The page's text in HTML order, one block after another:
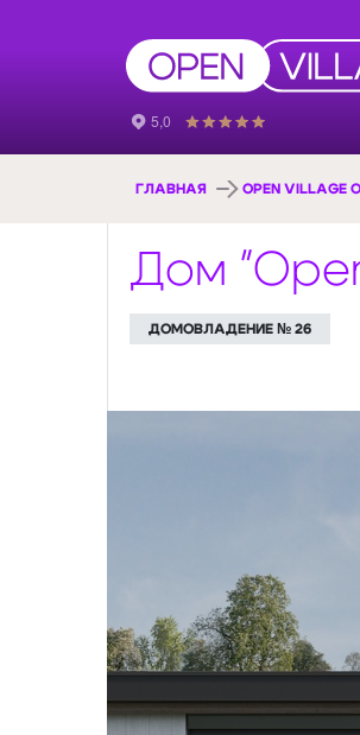
ГЛАВНАЯ OPEN VILLAGE
Дом
ДОМОВЛАДЕНИЕ № 26